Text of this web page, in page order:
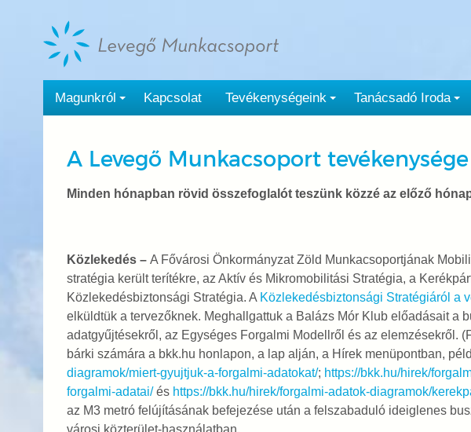
tartalomra
Magunkról Kapcsolat Tevékenységeink Tanácsadó Iroda
A Levegő Munkacsoport
Minden hónapban rövid összefoglalót teszünk közzé az előző
Közlekedés – A Fővárosi Önkormányzat Zöld Munkacsoportjának
stratégia került terítékre, az Aktív és Mikromobilitási Stratégia, a
Közlekedésbiztonsági Stratégia. A Közlekedésbiztonsági Stratégiáról a
elküldtük a tervezőknek. Meghallgattuk a Balázs Mór Klub előadásait a
adatgyűjtésekről, az Egységes Forgalmi Modellről és az elemzésekről.
bárki számára a bkk.hu honlapon, a lap alján, a Hírek menüpontban,
diagramok/miert-gyujtjuk-a-forgalmi-adatokat/; https://bkk.hu/hirek/
forgalmi-adatai/és https://bkk.hu/hirek/forgalmi-adatok-diagramok/
az M3 metró felújításának befejezése után a felszabaduló ideiglenes
városi közterület-használatban.